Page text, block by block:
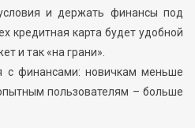
условия и держать финансы под
кредитная карта будет удобной
и так «на грани».
с финансами: новичкам меньше
пользователям – больше